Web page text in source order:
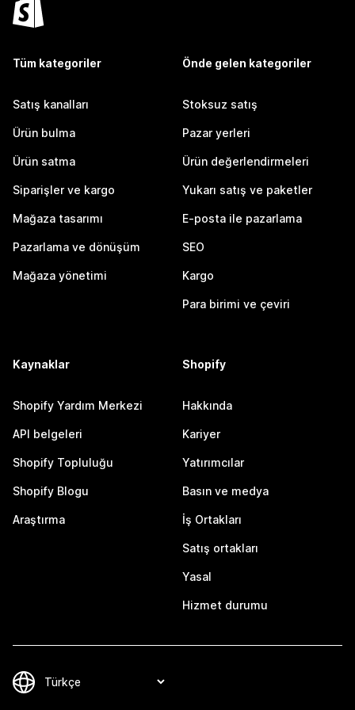
Tüm kategoriler
Satış kanalları
Ürün bulma
Ürün satma
Siparişler ve kargo
Mağaza tasarımı
Pazarlama ve dönüşüm
Mağaza yönetimi
Önde gelen kategoriler
Stoksuz satış
Pazar yerleri
Ürün değerlendirmeleri
Yukarı satış ve paketler
E-posta ile pazarlama
SEO
Kargo
Para birimi ve çeviri
Kaynaklar
Shopify Yardım Merkezi
API belgeleri
Shopify Topluluğu
Shopify Blogu
Araştırma
Shopify
Hakkında
Kariyer
Yatırımcılar
Basın ve medya
İş Ortakları
Satış ortakları
Yasal
Hizmet durumu